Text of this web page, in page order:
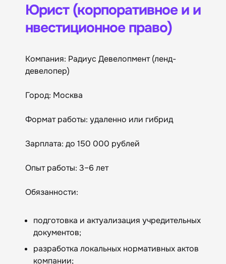
Юрист (корпоративное и и
нвестиционное право)
Компания: Радиус Девелопмент (ленд-
девелопер)
Город: Москва
Формат работы: удаленно или гибрид
Зарплата: до 150 000 рублей
Опыт работы: 3–6 лет
Обязанности:
подготовка и актуализация учредительных
документов;
разработка локальных нормативных актов
компании;